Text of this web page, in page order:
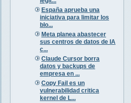
España aprueba una
iniciativa para limitar los
blo...
Meta planea abastecer
sus centros de datos de IA
c...
Claude Cursor borra
datos y backups de
empresa en ...
Copy Fail es un
vulnerabilidad critica
kernel de L...